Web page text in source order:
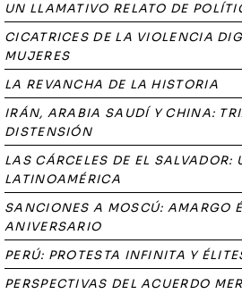
UN LLAMATIVO RELATO DE
CICATRICES DE LA VIOLENCIA
MUJERES
LA REVANCHA DE LA HISTORIA
IRÁN, ARABIA SAUDÍ Y CHINA:
DISTENSIÓN
LAS CÁRCELES DE EL SALVADOR:
LATINOAMÉRICA
SANCIONES A MOSCÚ: AMARGO
ANIVERSARIO
PERÚ: PROTESTA INFINITA Y
PERSPECTIVAS DEL ACUERDO